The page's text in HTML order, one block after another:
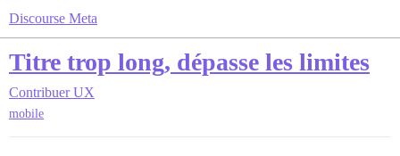
Discourse Meta
Titre trop long, dépasse les limites
Contribuer UX
mobile